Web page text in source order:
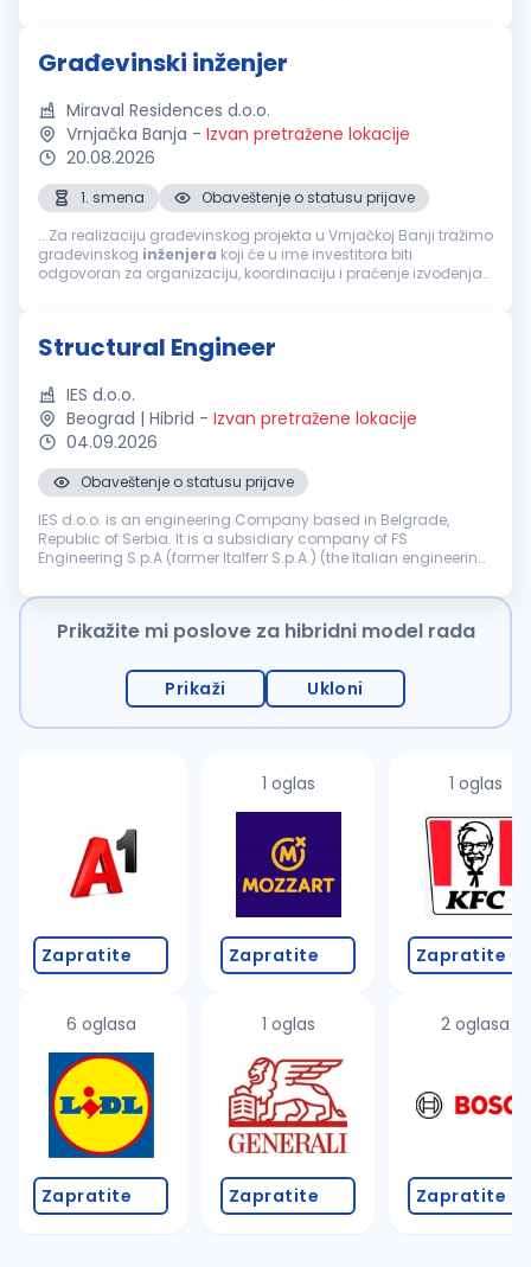
Građevinski inženjer
Miraval Residences d.o.o.
Vrnjačka Banja - Izvan pretražene lokacije
20.08.2026
1. smena
Obaveštenje o statusu prijave
...Za realizaciju građevinskog projekta u Vrnjačkoj Banji tražimo
građevinskog inženjera koji će u ime investitora biti
odgovoran za organizaciju, koordinaciju i praćenje izvođenja
Structural Engineer
IES d.o.o.
Beograd | Hibrid - Izvan pretražene lokacije
04.09.2026
Obaveštenje o statusu prijave
IES d.o.o. is an engineering Company based in Belgrade,
Republic of Serbia. It is a subsidiary company of FS
Engineering S.p.A (former Italferr S.p.A.) (the Italian engineering
Group). Company IES ...
Prikažite mi poslove za hibridni model rada
Prikaži Ukloni
Zapratite
6 oglasa
Zapratite
1 oglas
Zapratite
1 oglas
Zapratite
1 oglas
Zapratite
2 oglasa
Zapratite